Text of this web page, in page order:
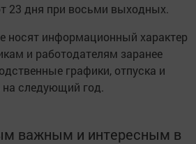
23 дня при восьми выходных.
носят информационный характер
и работодателям заранее
графики, отпуска и
на следующий год.
важным и интересным в